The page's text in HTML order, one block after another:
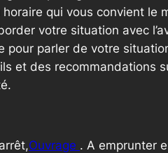
qui vous convient le
votre situation avec
parler de votre
et des recommandations
Ouvrage . A emprunter